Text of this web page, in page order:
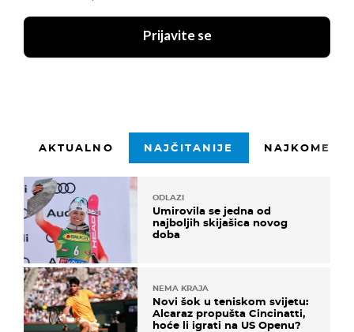
Prijavite se
AKTUALNO NAJČITANIJE
ODLAZI
Umirovila se jedna od
najboljih skijašica novog
doba
NEMA KRAJA
Novi šok u teniskom svijetu:
Alcaraz propušta Cincinatti,
hoće li igrati na US Openu?